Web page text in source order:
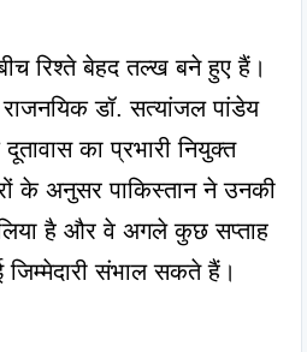
रिश्ते बेहद तल्ख बने हुए हैं।
डॉ. सत्यांजल पांडेय
का प्रभारी नियुक्त
के अनुसर पाकिस्तान ने उनकी
है और वे अगले कुछ सप्ताह
जिम्मेदारी संभाल सकते हैं।